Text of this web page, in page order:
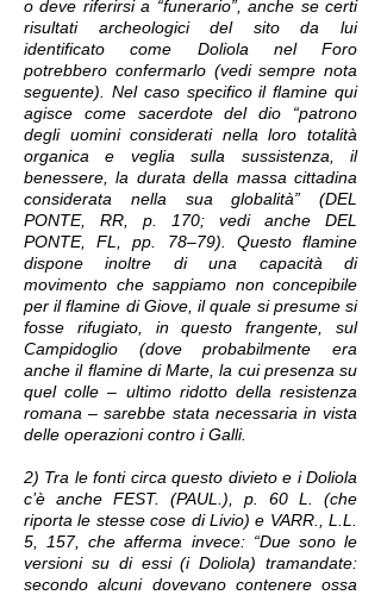
o deve riferirsi a “funerario”, anche se certi
risultati archeologici del sito da lui
identificato come Doliola nel Foro
potrebbero confermarlo (vedi sempre nota
seguente). Nel caso specifico il flamine qui
agisce come sacerdote del dio “patrono
degli uomini considerati nella loro totalità
organica e veglia sulla sussistenza, il
benessere, la durata della massa cittadina
considerata nella sua globalità” (DEL
PONTE, RR, p. 170; vedi anche DEL
PONTE, FL, pp. 78–79). Questo flamine
dispone inoltre di una capacità di
movimento che sappiamo non concepibile
per il flamine di Giove, il quale si presume si
fosse rifugiato, in questo frangente, sul
Campidoglio (dove probabilmente era
anche il flamine di Marte, la cui presenza su
quel colle – ultimo ridotto della resistenza
romana – sarebbe stata necessaria in vista
delle operazioni contro i Galli.
2) Tra le fonti circa questo divieto e i Doliola
c’è anche FEST. (PAUL.), p. 60 L. (che
riporta le stesse cose di Livio) e VARR., L.L.
5, 157, che afferma invece: “Due sono le
versioni su di essi (i Doliola) tramandate:
secondo alcuni dovevano contenere ossa